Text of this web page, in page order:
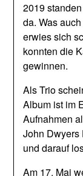
2019
da. Was
erwies sich
konnten die
gewinnen.
Als Trio
Album ist im
Aufnahmen
John Dwyers
und darauf
Am 17. Mai